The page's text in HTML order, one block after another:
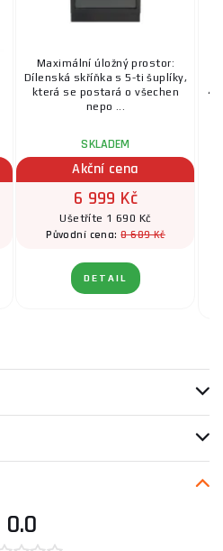
Maximální úložný prostor:
Dílenská skříňka s 5-ti šuplíky,
která se postará o všechen
nepo ...
SKLADEM
Akční cena
6 999 Kč
Ušetříte 1 690 Kč
Původní cena:8 689 Kč
DETAIL
4-
0.0